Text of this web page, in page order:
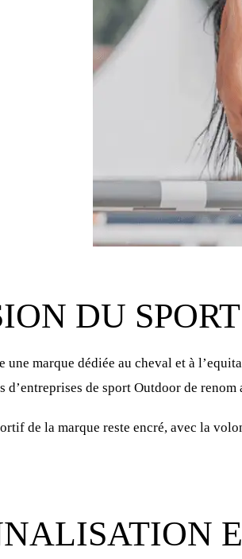
DU SPORT
une marque dédiée au cheval et à
d’entreprises de sport Outdoor de
de la marque reste encré, avec la